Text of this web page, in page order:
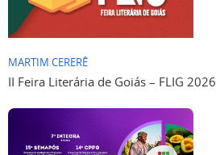
MARTIM CERERÊ
II Feira Literária de Goiás – FLIG 2026